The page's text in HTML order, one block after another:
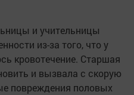
и учительницы
из-за того, что у
кровотечение. Старшая
и вызвала с скорую
повреждения половых